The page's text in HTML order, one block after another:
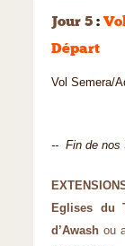
Jour 5 :
Départ
Vol Semera/
-- Fin de nos
Eglises du
d’Awash ou